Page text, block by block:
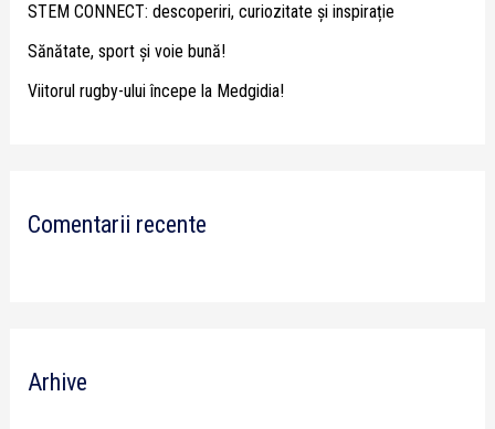
:STEM CONNECT: descoperiri, curiozitate și inspirație
Sănătate, sport și voie bună!
Viitorul rugby-ului începe la Medgidia!
Comentarii recente
Arhive